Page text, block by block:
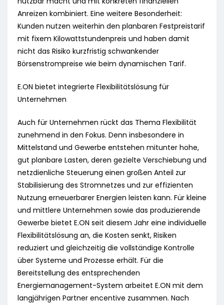
Anreizen kombiniert. Eine weitere Besonderheit:
Kunden nutzen weiterhin den planbaren Festpreistarif
mit fixem Kilowattstundenpreis und haben damit
nicht das Risiko kurzfristig schwankender
Börsenstrompreise wie beim dynamischen Tarif.
E.ON bietet integrierte Flexibilitätslösung für
Unternehmen
Auch für Unternehmen rückt das Thema Flexibilität
zunehmend in den Fokus. Denn insbesondere in
Mittelstand und Gewerbe entstehen mitunter hohe,
gut planbare Lasten, deren gezielte Verschiebung und
netzdienliche Steuerung einen großen Anteil zur
Stabilisierung des Stromnetzes und zur effizienten
Nutzung erneuerbarer Energien leisten kann. Für kleine
und mittlere Unternehmen sowie das produzierende
Gewerbe bietet E.ON seit diesem Jahr eine individuelle
Flexibilitätslösung an, die Kosten senkt, Risiken
reduziert und gleichzeitig die vollständige Kontrolle
über Systeme und Prozesse erhält. Für die
Bereitstellung des entsprechenden
Energiemanagement-System arbeitet E.ON mit dem
langjährigen Partner encentive zusammen. Nach